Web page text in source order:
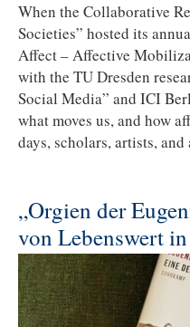
When the Collaborative
Societies” hosted its
Affect – Affective
with the TU Dresden
Social Media” and ICI
what moves us, and how
days, scholars, artists,
„Orgien der
von Lebenswert